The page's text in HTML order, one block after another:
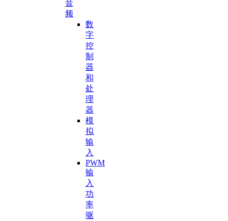
音
频
数
字
控
制
器
和
处
理
器
模
拟
输
入
PWM
输
入
功
率
驱